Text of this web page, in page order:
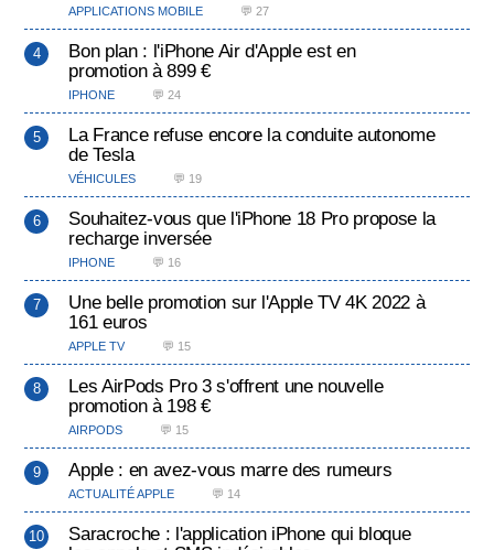
APPLICATIONS MOBILE 💬 27
Bon plan : l'iPhone Air d'Apple est en
promotion à 899 €
IPHONE 💬 24
La France refuse encore la conduite autonome
de Tesla
VÉHICULES 💬 19
Souhaitez-vous que l'iPhone 18 Pro propose la
recharge inversée
IPHONE 💬 16
Une belle promotion sur l'Apple TV 4K 2022 à
161 euros
APPLE TV 💬 15
Les AirPods Pro 3 s'offrent une nouvelle
promotion à 198 €
AIRPODS 💬 15
Apple : en avez-vous marre des rumeurs
ACTUALITÉ APPLE 💬 14
Saracroche : l'application iPhone qui bloque